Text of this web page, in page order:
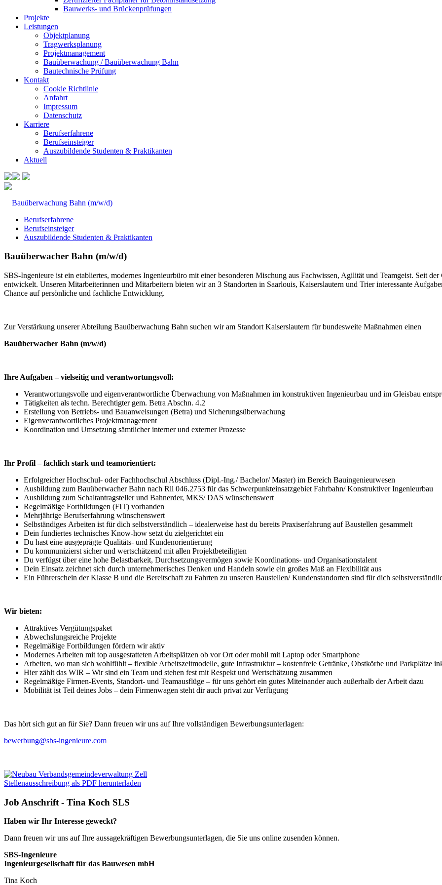
Bauwerks- und Brückenprüfungen
Projekte
Leistungen
Objektplanung
Tragwerksplanung
Projektmanagement
Bauüberwachung / Bauüberwachung Bahn
Bautechnische Prüfung
Kontakt
Cookie Richtlinie
Anfahrt
Impressum
Datenschutz
Karriere
Berufserfahrene
Berufseinsteiger
Auszubildende Studenten & Praktikanten
Aktuell
Bauüberwachung Bahn (m/w/d)
Berufserfahrene
Berufseinsteiger
Auszubildende Studenten & Praktikanten
Bauüberwacher Bahn (m/w/d)
SBS-Ingenieure ist ein etabliertes, modernes Ingenieurbüro mit einer besonderen Mischung aus Fachwissen, Agilität und Teamgeist. Seit
entwickelt. Unseren Mitarbeiterinnen und Mitarbeitern bieten wir an 3 Standorten in Saarlouis, Kaiserslautern und Trier interessante
Chance auf persönliche und fachliche Entwicklung.
Zur Verstärkung unserer Abteilung Bauüberwachung Bahn suchen wir am Standort Kaiserslautern für bundesweite Maßnahmen einen
Bauüberwacher Bahn (m/w/d)
Ihre Aufgaben – vielseitig und verantwortungsvoll:
Verantwortungsvolle und eigenverantwortliche Überwachung von Maßnahmen im konstruktiven Ingenieurbau und im Gleisbau
Tätigkeiten als techn. Berechtigter gem. Betra Abschn. 4.2
Erstellung von Betriebs- und Bauanweisungen (Betra) und Sicherungsüberwachung
Eigenverantwortliches Projektmanagement
Koordination und Umsetzung sämtlicher interner und externer Prozesse
Ihr Profil – fachlich stark und teamorientiert:
Erfolgreicher Hochschul- oder Fachhochschul Abschluss (Dipl.-Ing./ Bachelor/ Master) im Bereich Bauingenieurwesen
Ausbildung zum Bauüberwacher Bahn nach Ril 046.2753 für das Schwerpunkteinsatzgebiet Fahrbahn/ Konstruktiver Ingenieurbau
Ausbildung zum Schaltantragsteller und Bahnerder, MKS/ DAS wünschenswert
Regelmäßige Fortbildungen (FIT) vorhanden
Mehrjährige Berufserfahrung wünschenswert
Selbständiges Arbeiten ist für dich selbstverständlich – idealerweise hast du bereits Praxiserfahrung auf Baustellen gesammelt
Dein fundiertes technisches Know-how setzt du zielgerichtet ein
Du hast eine ausgeprägte Qualitäts- und Kundenorientierung
Du kommunizierst sicher und wertschätzend mit allen Projektbeteiligten
Du verfügst über eine hohe Belastbarkeit, Durchsetzungsvermögen sowie Koordinations- und Organisationstalent
Dein Einsatz zeichnet sich durch unternehmerisches Denken und Handeln sowie ein großes Maß an Flexibilität aus
Ein Führerschein der Klasse B und die Bereitschaft zu Fahrten zu unseren Baustellen/ Kundenstandorten sind für dich
Wir bieten:
Attraktives Vergütungspaket
Abwechslungsreiche Projekte
Regelmäßige Fortbildungen fördern wir aktiv
Modernes Arbeiten mit top ausgestatteten Arbeitsplätzen ob vor Ort oder mobil mit Laptop oder Smartphone
Arbeiten, wo man sich wohlfühlt – flexible Arbeitszeitmodelle, gute Infrastruktur – kostenfreie Getränke, Obstkörbe und Parkplätze
Hier zählt das WIR – Wir sind ein Team und stehen fest mit Respekt und Wertschätzung zusammen
Regelmäßige Firmen-Events, Standort- und Teamausflüge – für uns gehört ein gutes Miteinander auch außerhalb der Arbeit dazu
Mobilität ist Teil deines Jobs – dein Firmenwagen steht dir auch privat zur Verfügung
Das hört sich gut an für Sie? Dann freuen wir uns auf Ihre vollständigen Bewerbungsunterlagen:
bewerbung@sbs-ingenieure.com
Stellenausschreibung als PDF herunterladen
Job Anschrift - Tina Koch SLS
Haben wir Ihr Interesse geweckt?
Dann freuen wir uns auf Ihre aussagekräftigen Bewerbungsunterlagen, die Sie uns online zusenden können.
SBS-Ingenieure
Ingenieurgesellschaft für das Bauwesen mbH
Tina Koch